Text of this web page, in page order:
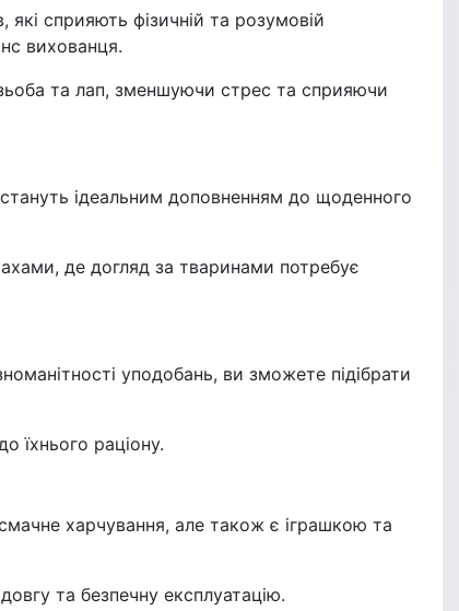
сприяють фізичній та розумовій
вихованця.
та лап, зменшуючи стрес та сприяючи
ідеальним доповненням до щоденного
де догляд за тваринами потребує
уподобань, ви зможете підібрати
їхнього раціону.
харчування, але також є іграшкою та
та безпечну експлуатацію.